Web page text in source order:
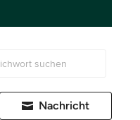
Nachricht